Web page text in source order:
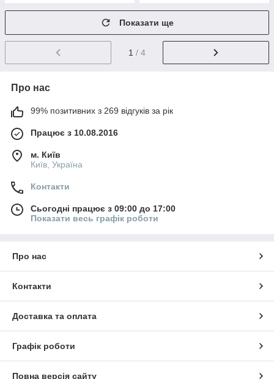
Показати ще
1 / 4
Про нас
99% позитивних з 269 відгуків за рік
Працює з 10.08.2016
м. Київ
Київ, Україна
Контакти
Сьогодні працює з 09:00 до 17:00
Показати весь графік роботи
Про нас
Контакти
Доставка та оплата
Графік роботи
Повна версія сайту